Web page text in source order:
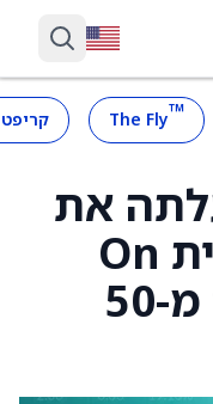
™
The Fly
את
מחיר היעד למניית On
Semi ל-60 דולר מ-50